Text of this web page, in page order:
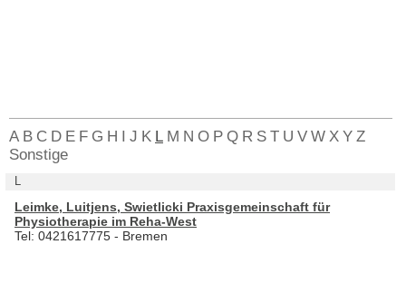
A B C D E F G H I J K L M N O P Q R S T U V W X Y Z
Sonstige
Leimke, Luitjens, Swietlicki Praxisgemeinschaft für
Physiotherapie im Reha-West
Tel: 0421617775 - Bremen